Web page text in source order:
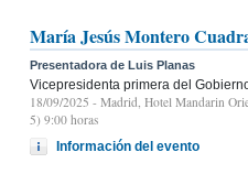
María Jesús Montero
Presentadora de Luis Planas
Vicepresidenta primera del
18/09/2025 - Madrid, Hotel Mandarin
5) 9:00 horas
Información del evento